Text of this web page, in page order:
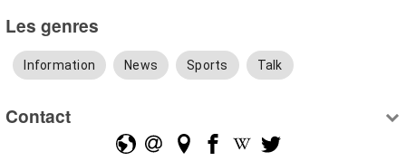
Les genres
Information News Sports Talk
Contact